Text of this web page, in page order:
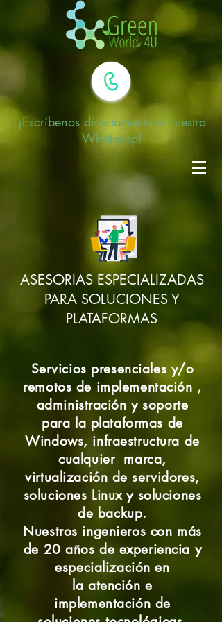
¡Escríbenosdirectamente a nuestro
Whatsapp!
ASESORIAS ESPECIALIZADAS
PARA SOLUCIONES Y
PLATAFORMAS
Servicios presenciales y/o
remotos de implementación ,
administración y soporte
para la plataformas de
Windows, infraestructura de
cualquier marca,
virtualización de servidores,
soluciones Linux y soluciones
de backup.
Nuestros ingenieros con más
de 20 años de experiencia y
especialización en
la atención e
implementación de